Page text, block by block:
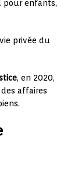
pour enfants,
privée du
, en 2020,
affaires